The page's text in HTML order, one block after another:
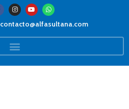
contacto@alfasultana.com